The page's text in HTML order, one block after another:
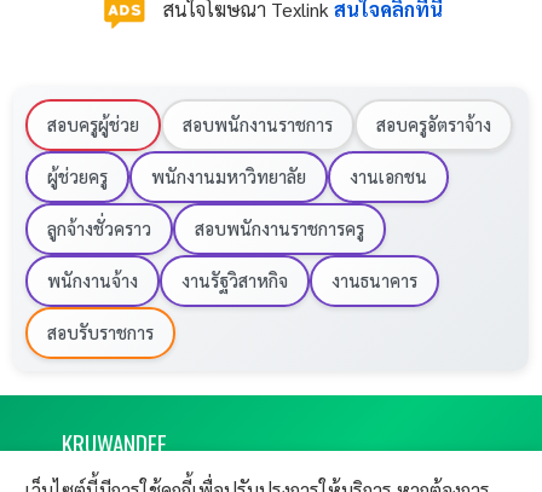
สนใจโฆษณา Texlink สนใจคลิกที่นี่
สอบครูผู้ช่วย สอบพนักงานราชการ สอบครูอัตราจ้าง
ผู้ช่วยครู พนักงานมหาวิทยาลัย งานเอกชน
ลูกจ้างชั่วคราว สอบพนักงานราชการครู
พนักงานจ้าง งานรัฐวิสาหกิจ งานธนาคาร
สอบรับราชการ
KRUWANDEE
งานราชการ 2569 ครูวันดี เปิดสอบครูผู้ช่วย